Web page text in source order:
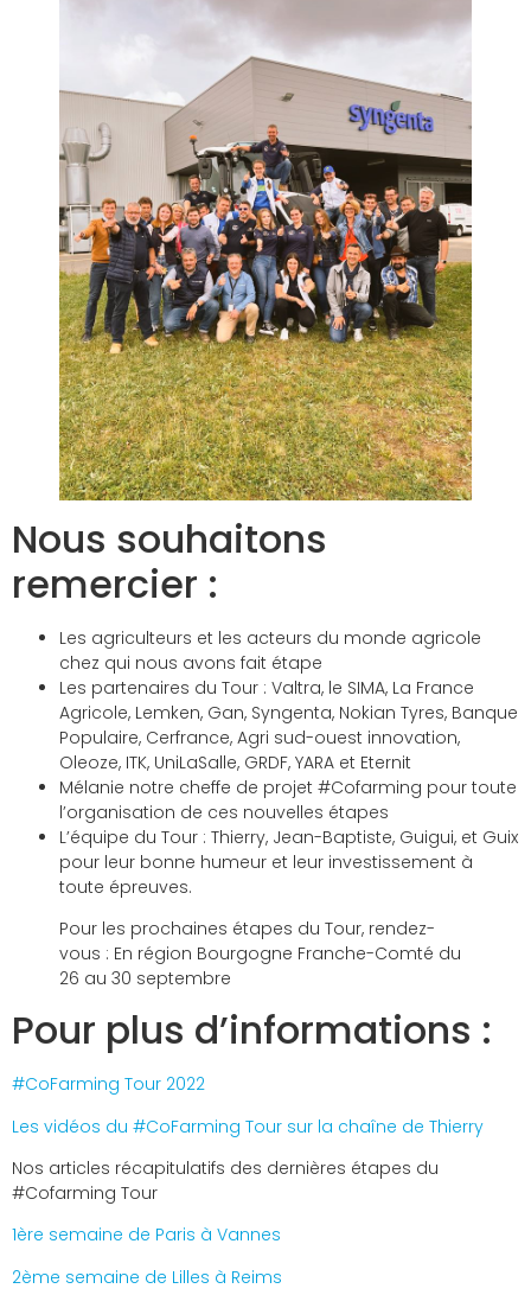
Nous souhaitons
remercier :
Les agriculteurs et les acteurs du monde agricole
chez qui nous avons fait étape
Les partenaires du Tour : Valtra, le SIMA, La France
Agricole, Lemken, Gan, Syngenta, Nokian Tyres, Banque
Populaire, Cerfrance, Agri sud-ouest innovation,
Oleoze, ITK, UniLaSalle, GRDF, YARA et Eternit
Mélanie notre cheffe de projet #Cofarming pour toute
l’organisation de ces nouvelles étapes
L’équipe du Tour : Thierry, Jean-Baptiste, Guigui, et Guix
pour leur bonne humeur et leur investissement à
toute épreuves.
Pour les prochaines étapes du Tour, rendez-
vous : En région Bourgogne Franche-Comté du
26 au 30 septembre
Pour plus d’informations :
#CoFarming Tour 2022
Les vidéos du #CoFarming Tour sur la chaîne de Thierry
Nos articles récapitulatifs des dernières étapes du
#Cofarming Tour
1ère semaine de Paris à Vannes
2ème semaine de Lilles à Reims